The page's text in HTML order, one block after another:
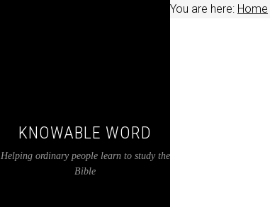
KNOWABLE WORD
Helping ordinary people learn to study the
Bible
You are here: Home